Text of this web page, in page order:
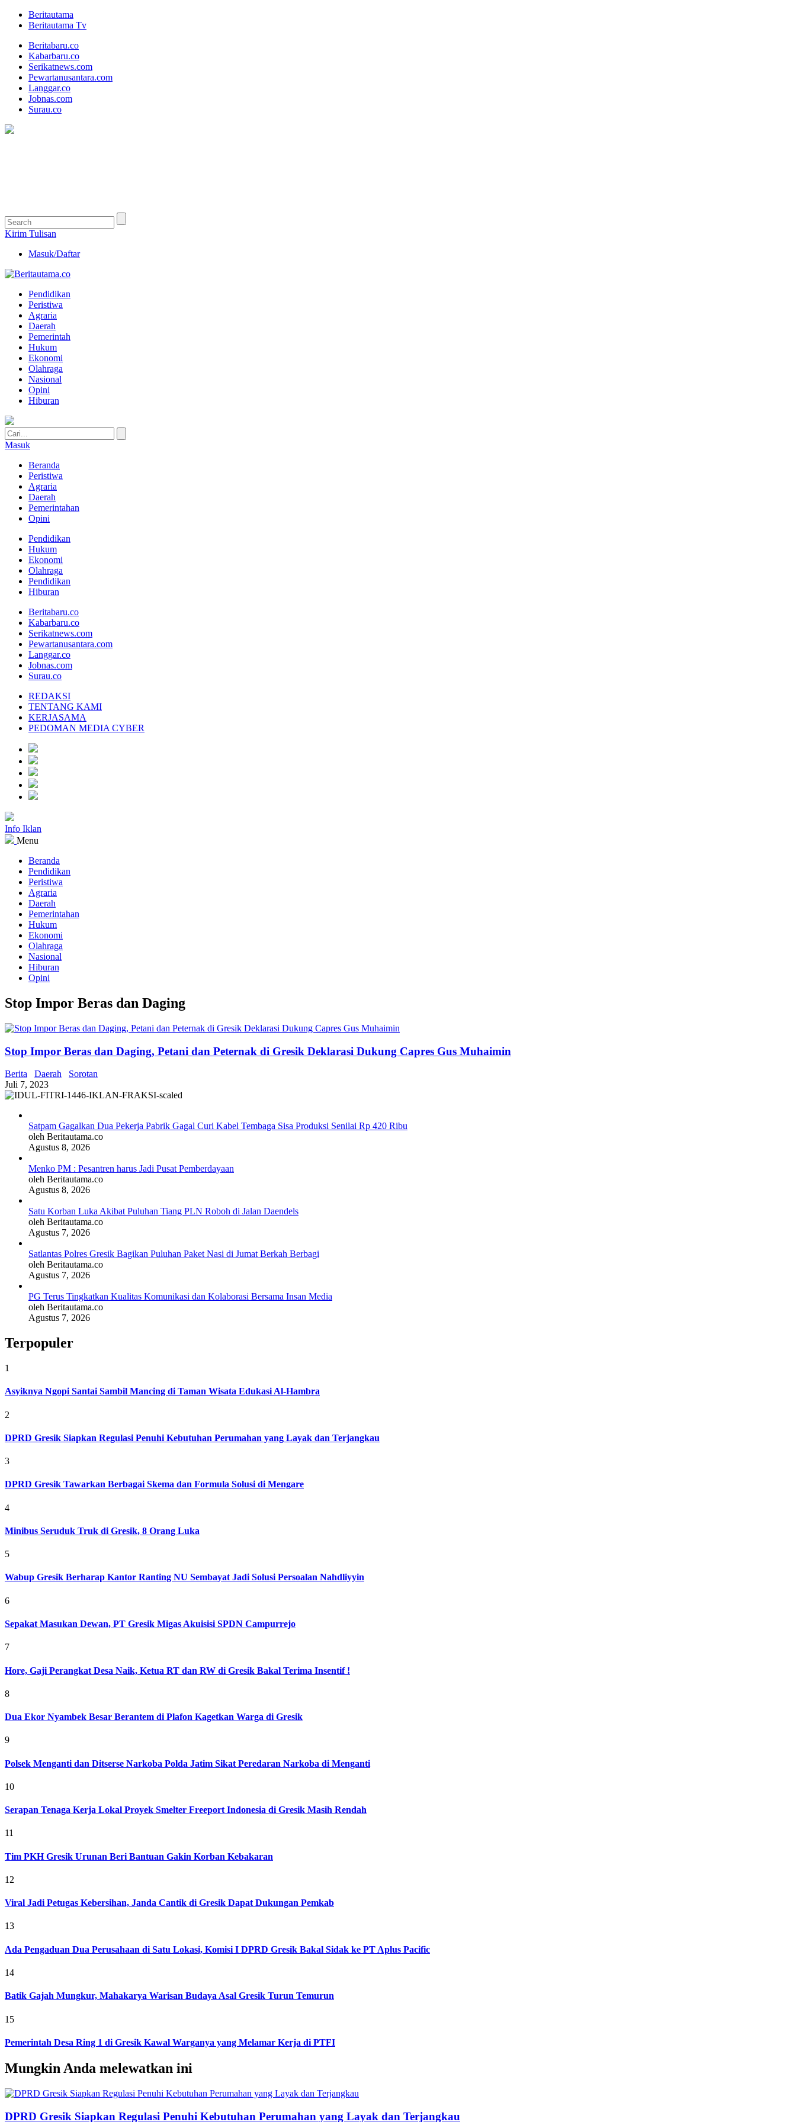
Beritautama
Beritautama Tv
Beritabaru.co
Kabarbaru.co
Serikatnews.com
Pewartanusantara.com
Langgar.co
Jobnas.com
Surau.co
Kirim Tulisan
Masuk/Daftar
Pendidikan
Peristiwa
Agraria
Daerah
Pemerintah
Hukum
Ekonomi
Olahraga
Nasional
Opini
Hiburan
Masuk
Beranda
Peristiwa
Agraria
Daerah
Pemerintahan
Opini
Pendidikan
Hukum
Ekonomi
Olahraga
Pendidikan
Hiburan
Beritabaru.co
Kabarbaru.co
Serikatnews.com
Pewartanusantara.com
Langgar.co
Jobnas.com
Surau.co
REDAKSI
TENTANG KAMI
KERJASAMA
PEDOMAN MEDIA CYBER
Info Iklan
Menu
Beranda
Pendidikan
Peristiwa
Agraria
Daerah
Pemerintahan
Hukum
Ekonomi
Olahraga
Nasional
Hiburan
Opini
Stop Impor Beras dan Daging
Stop Impor Beras dan Daging, Petani dan Peternak di Gresik Deklarasi Dukung Capres Gus Muhaimin
Berita Daerah
Sorotan
Juli 7, 2023
Satpam Gagalkan Dua Pekerja Pabrik Gagal Curi Kabel Tembaga Sisa Produksi Senilai Rp 420 Ribu
oleh Beritautama.co
Agustus 8, 2026
Menko PM : Pesantren harus Jadi Pusat Pemberdayaan
oleh Beritautama.co
Agustus 8, 2026
Satu Korban Luka Akibat Puluhan Tiang PLN Roboh di Jalan Daendels
oleh Beritautama.co
Agustus 7, 2026
Satlantas Polres Gresik Bagikan Puluhan Paket Nasi di Jumat Berkah Berbagi
oleh Beritautama.co
Agustus 7, 2026
PG Terus Tingkatkan Kualitas Komunikasi dan Kolaborasi Bersama Insan Media
oleh Beritautama.co
Agustus 7, 2026
Terpopuler
1
Asyiknya Ngopi Santai Sambil Mancing di Taman Wisata Edukasi Al-Hambra
2
DPRD Gresik Siapkan Regulasi Penuhi Kebutuhan Perumahan yang Layak dan Terjangkau
3
DPRD Gresik Tawarkan Berbagai Skema dan Formula Solusi di Mengare
4
Minibus Seruduk Truk di Gresik, 8 Orang Luka
5
Wabup Gresik Berharap Kantor Ranting NU Sembayat Jadi Solusi Persoalan Nahdliyyin
6
Sepakat Masukan Dewan, PT Gresik Migas Akuisisi SPDN Campurrejo
7
Hore, Gaji Perangkat Desa Naik, Ketua RT dan RW di Gresik Bakal Terima Insentif !
8
Dua Ekor Nyambek Besar Berantem di Plafon Kagetkan Warga di Gresik
9
Polsek Menganti dan Ditserse Narkoba Polda Jatim Sikat Peredaran Narkoba di Menganti
10
Serapan Tenaga Kerja Lokal Proyek Smelter Freeport Indonesia di Gresik Masih Rendah
11
Tim PKH Gresik Urunan Beri Bantuan Gakin Korban Kebakaran
12
Viral Jadi Petugas Kebersihan, Janda Cantik di Gresik Dapat Dukungan Pemkab
13
Ada Pengaduan Dua Perusahaan di Satu Lokasi, Komisi I DPRD Gresik Bakal Sidak ke PT Aplus Pacific
14
Batik Gajah Mungkur, Mahakarya Warisan Budaya Asal Gresik Turun Temurun
15
Pemerintah Desa Ring 1 di Gresik Kawal Warganya yang Melamar Kerja di PTFI
Mungkin Anda melewatkan ini
DPRD Gresik Siapkan Regulasi Penuhi Kebutuhan Perumahan yang Layak dan Terjangkau